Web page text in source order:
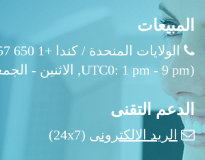
المبيعات
الولايات المنحدة / كندا +1 650 457 0091
(UTC0: 1 pm - 9 pm, الاثنين - الجمعة)
الدعم التقنى
الريد الالكترونى (24x7)